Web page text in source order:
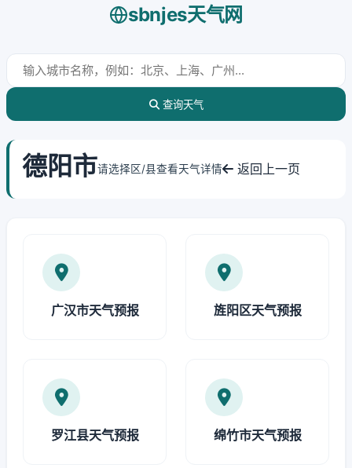
sbnjes天气网
查询天气
德阳市请选择区/县查看天气详情 返回上一页
广汉市天气预报 旌阳区天气预报
罗江县天气预报 绵竹市天气预报